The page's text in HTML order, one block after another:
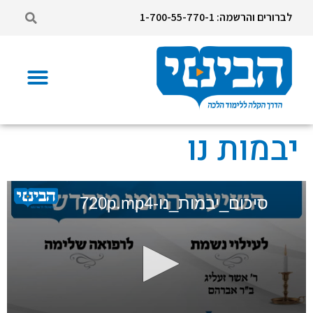
לברורים והרשמה: 1-700-55-770-1
יבמות נו
סיכום_יבמות_נו-720p.mp4